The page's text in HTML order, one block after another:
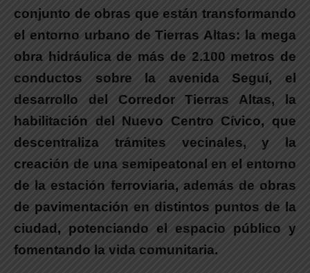
conjunto de obras que están transformando
el entorno urbano de Tierras Altas: la mega
obra hidráulica de más de 2.100 metros de
conductos sobre la avenida Seguí, el
desarrollo del Corredor Tierras Altas, la
habilitación del Nuevo Centro Cívico, que
descentraliza trámites vecinales, y la
creación de una semipeatonal en el entorno
de la estación ferroviaria, además de obras
de pavimentación en distintos puntos de la
ciudad, potenciando el espacio público y
fomentando la vida comunitaria.